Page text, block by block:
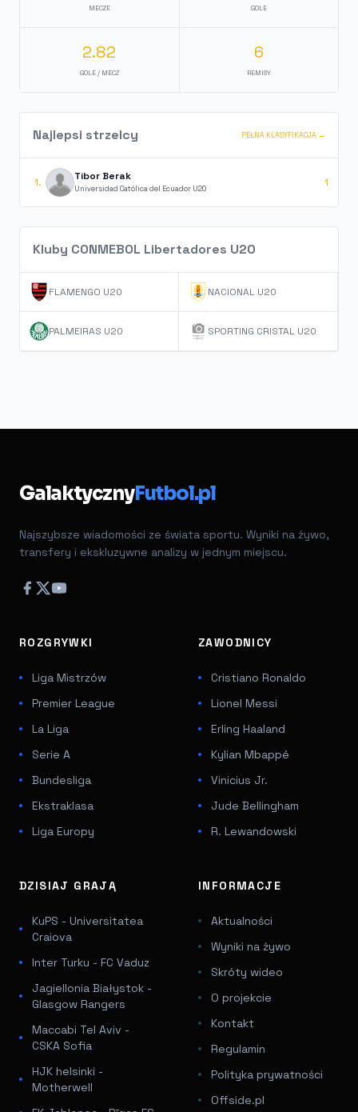
MECZE GOLE
2.82
GOLE / MECZ
6
REMISY
Najlepsi strzelcy PEŁNA KLASYFIKACJA →
1. Tibor Berak
Universidad Católica del Ecuador U20 1
Kluby CONMEBOL Libertadores U20
FLAMENGO U20 NACIONAL U20
PALMEIRAS U20 SPORTING CRISTAL U20
GalaktycznyFutbol.pl
Najszybsze wiadomości ze świata sportu. Wyniki na żywo,
transfery i ekskluzywne analizy w jednym miejscu.
ROZGRYWKI
Liga Mistrzów
Premier League
La Liga
Serie A
Bundesliga
Ekstraklasa
Liga Europy
ZAWODNICY
Cristiano Ronaldo
Lionel Messi
Erling Haaland
Kylian Mbappé
Vinicius Jr.
Jude Bellingham
R. Lewandowski
DZISIAJ GRAJĄ
KuPS - Universitatea
Craiova
Inter Turku - FC Vaduz
Jagiellonia Białystok -
Glasgow Rangers
Maccabi Tel Aviv -
CSKA Sofia
HJK helsinki -
Motherwell
INFORMACJE
Aktualności
Wyniki na żywo
Skróty wideo
O projekcie
Kontakt
Regulamin
Polityka prywatności
Offside.pl